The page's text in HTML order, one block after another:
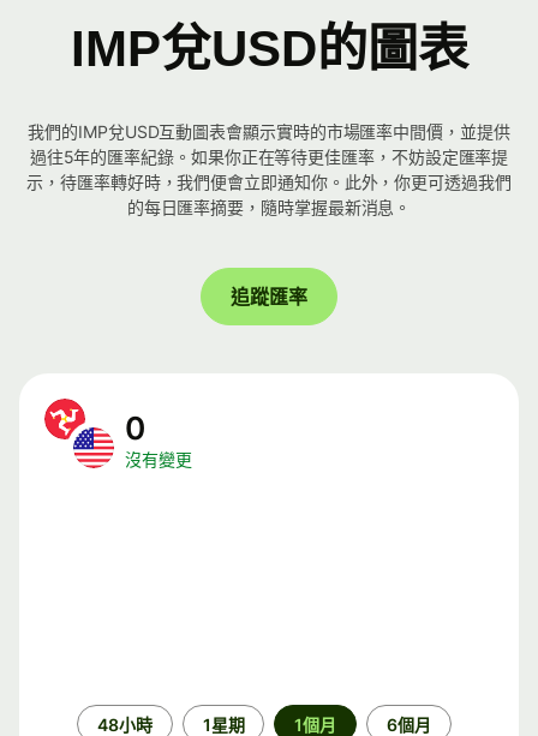
IMP兌USD的圖表
我們的IMP兌USD互動圖表會顯示實時的市場匯率中間價，並提供
過往5年的匯率紀錄。如果你正在等待更佳匯率，不妨設定匯率提
示，待匯率轉好時，我們便會立即通知你。此外，你更可透過我們
的每日匯率摘要，隨時掌握最新消息。
追蹤匯率
0
沒有變更
48小時 1星期 1個月 6個月